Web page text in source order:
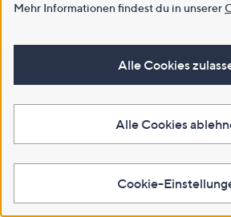
Mehr Informationen findest du in unserer
Alle Cookies
Alle Cookies
Cookie-